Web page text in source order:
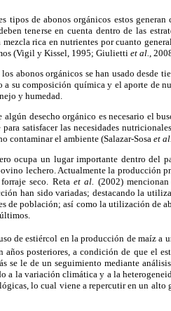
tipos de abonos orgánicos estos
tenerse en cuenta dentro de las
rica en nutrientes por cuanto
(Vigil y Kissel, 1995; Giulietti et al. ,
abonos orgánicos se han usado desde
a su composición química y el aporte de
y humedad.
desecho orgánico es necesario el
satisfacer las necesidades
contaminar el ambiente (Salazar-Sosa et
ocupa un lugar importante dentro del
lechero. Actualmente la producción
seco. Retaet al. (2002)
han sido variadas; destacando la
de población; así como la utilización de
de estiércol en la producción de maíz a
años posteriores, a condición de que el
se le de un seguimiento mediante
a la variación climática y a la
lo cual viene a repercutir en un alto